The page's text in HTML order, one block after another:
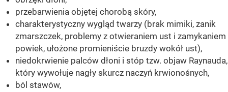
przebarwienia objętej chorobą skóry,
charakterystyczny wygląd twarzy (brak mimiki, zanik
zmarszczek, problemy z otwieraniem ust i zamykaniem
powiek, ułożone promieniście bruzdy wokół ust),
niedokrwienie palców dłoni i stóp tzw. objaw Raynauda,
który wywołuje nagły skurcz naczyń krwionośnych,
ból stawów,